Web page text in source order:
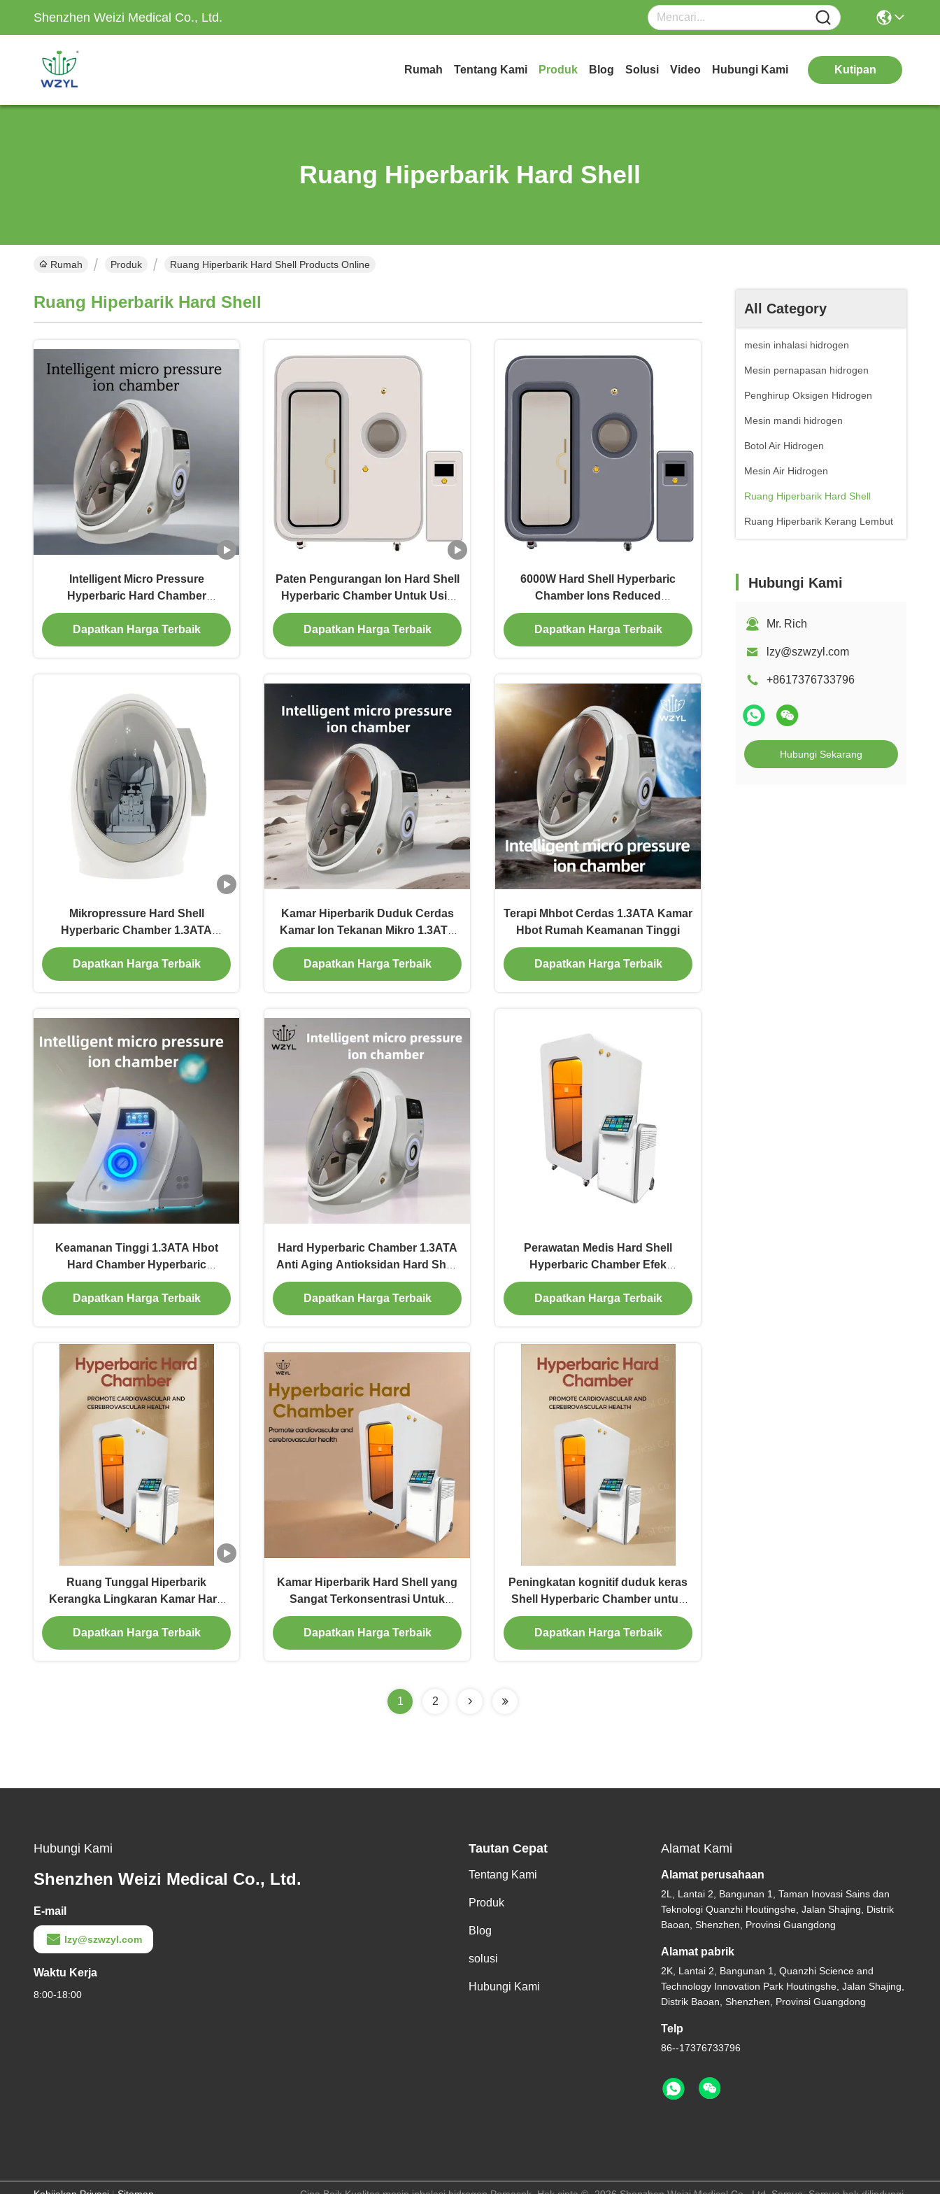
Shenzhen Weizi Medical Co., Ltd.
Rumah Tentang Kami Produk Blog Solusi Video Hubungi Kami Kutipan
Ruang Hiperbarik Hard Shell
Rumah Produk Ruang Hiperbarik Hard Shell Products Online
All Category
mesin inhalasi hidrogen
Mesin pernapasan hidrogen
Penghirup Oksigen Hidrogen
Mesin mandi hidrogen
Botol Air Hidrogen
Mesin Air Hidrogen
Ruang Hiperbarik Hard Shell
Ruang Hiperbarik Kerang Lembut
Hubungi Kami
Mr. Rich
lzy@szwzyl.com
+8617376733796
Hubungi Sekarang
Ruang Hiperbarik Hard Shell
Intelligent Micro Pressure
Hyperbaric Hard Chamber
Hyperbaric Oxygen Therapy
Chamber (Kamar Tekanan Mikro
Hyperbaric Hard Chamber) Kamar
Dapatkan Harga Terbaik
Paten Pengurangan Ion Hard Shell
Hyperbaric Chamber Untuk Usia
Pertengahan Dan Lansia
Dapatkan Harga Terbaik
6000W Hard Shell Hyperbaric
Chamber Ions Reduced
Memberikan Energi Seluler
Dapatkan Harga Terbaik
Mikropressure Hard Shell
Hyperbaric Chamber 1.3ATA
Menghilangkan Radikal Bebas
Dapatkan Harga Terbaik
Kamar Hiperbarik Duduk Cerdas
Kamar Ion Tekanan Mikro 1.3ATA
Untuk Rumah
Dapatkan Harga Terbaik
Terapi Mhbot Cerdas 1.3ATA Kamar
Hbot Rumah Keamanan Tinggi
Dapatkan Harga Terbaik
Keamanan Tinggi 1.3ATA Hbot
Hard Chamber Hyperbaric
Chamber Mesin
Dapatkan Harga Terbaik
Hard Hyperbaric Chamber 1.3ATA
Anti Aging Antioksidan Hard Shell
Hbot
Dapatkan Harga Terbaik
Perawatan Medis Hard Shell
Hyperbaric Chamber Efek
antibakteri
Dapatkan Harga Terbaik
Ruang Tunggal Hiperbarik
Kerangka Lingkaran Kamar Hard
Memperbaiki Memori
Dapatkan Harga Terbaik
Kamar Hiperbarik Hard Shell yang
Sangat Terkonsentrasi Untuk
Perawatan Pribadi
Dapatkan Harga Terbaik
Peningkatan kognitif duduk keras
Shell Hyperbaric Chamber untuk
satu orang
Dapatkan Harga Terbaik
1 2
Hubungi Kami
Shenzhen Weizi Medical Co., Ltd.
E-mail
lzy@szwzyl.com
Waktu Kerja
8:00-18:00
Tautan Cepat
Tentang Kami
Produk
Blog
solusi
Hubungi Kami
Alamat Kami
Alamat perusahaan
2L, Lantai 2, Bangunan 1, Taman Inovasi Sains dan
Teknologi Quanzhi Houtingshe, Jalan Shajing, Distrik
Baoan, Shenzhen, Provinsi Guangdong
Alamat pabrik
2K, Lantai 2, Bangunan 1, Quanzhi Science and
Technology Innovation Park Houtingshe, Jalan Shajing,
Distrik Baoan, Shenzhen, Provinsi Guangdong
Telp
86--17376733796